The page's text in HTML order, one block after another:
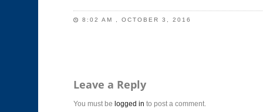
8:02 AM , OCTOBER 3, 2016
Leave a Reply
You must be logged in to post a comment.